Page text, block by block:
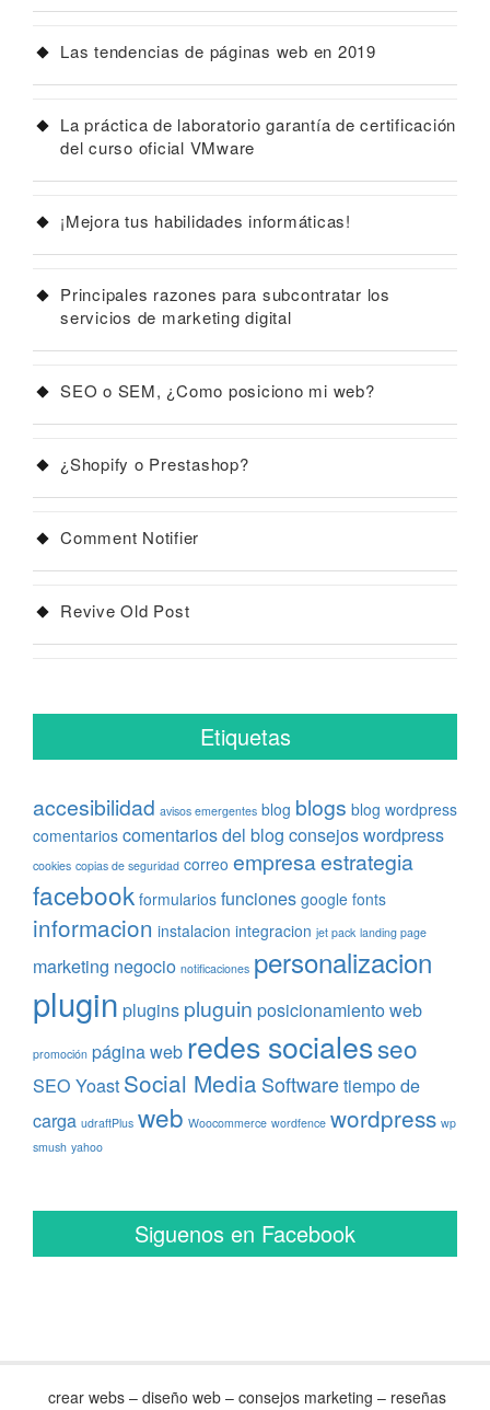
Las tendencias de páginas web en 2019
La práctica de laboratorio garantía de certificación
del curso oficial VMware
¡Mejora tus habilidades informáticas!
Principales razones para subcontratar los
servicios de marketing digital
SEO o SEM, ¿Como posiciono mi web?
¿Shopify o Prestashop?
Comment Notifier
Revive Old Post
Etiquetas
accesibilidad avisos emergentes blog blogs blog wordpress
comentarios comentarios del blog consejos wordpress
cookies copias de seguridad correo empresaestrategia
facebook formularios funciones google fonts
informacion instalacion integracion jet pack landing page
marketing negocio notificaciones personalizacion
plugin plugins pluguin posicionamiento web
promoción página web redes socialesseo
SEO Yoast Social Media Softwaretiempo de
carga udraftPlus web Woocommerce wordfence wordpress wp
smush yahoo
Siguenos en Facebook
crear webs – diseño web – consejos marketing – reseñas